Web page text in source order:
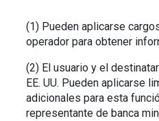
(1) Pueden aplicarse
operador para obtener
(2) El usuario y el
EE. UU. Pueden aplicarse
adicionales para esta
representante de banca